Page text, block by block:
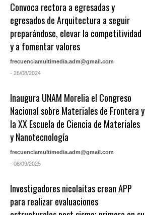
Convoca rectora a egresadas y
egresados de Arquitectura a seguir
preparándose, elevar la competitividad
y a fomentar valores
frecuenciamultimedia.adm@gmail.com
- 26/08/2024
Inaugura UNAM Morelia el Congreso
Nacional sobre Materiales de Frontera y
la XX Escuela de Ciencia de Materiales
y Nanotecnología
frecuenciamultimedia.adm@gmail.com
- 08/09/2025
Investigadores nicolaitas crean APP
para realizar evaluaciones